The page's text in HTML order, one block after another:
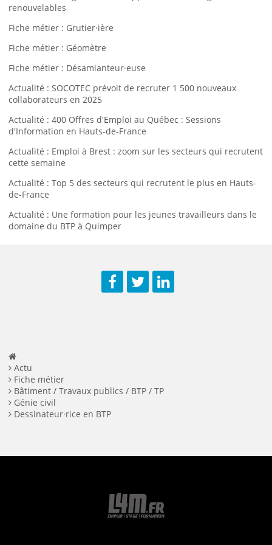
renouvelables
Fiche métier : Grutier·ière
Fiche métier : Géomètre
Fiche métier : Désamianteur·euse
Actualité : SOCOTEC prévoit de recruter 1 500 nouveaux
collaborateurs en 2025
Actualité : 400 Offres d'Emploi au Québec : Sessions
d'Information en Hauts-de-France
Actualité : Emploi à Brest : zoom sur les secteurs qui recrutent
cette semaine
Actualité : Top 5 des secteurs qui recrutent le plus en Hauts-
de-France
Actualité : Une formation pour les jeunes travailleurs dans le
domaine du BTP à Quimper
Actu
Fiche métier
Bâtiment / Travaux publics / BTP / TP
Génie civil
Dessinateur·rice en BTP